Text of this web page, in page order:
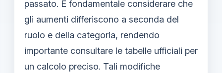
passato. È fondamentale considerare che
gli aumenti differiscono a seconda del
ruolo e della categoria, rendendo
importante consultare le tabelle ufficiali per
un calcolo preciso. Tali modifiche